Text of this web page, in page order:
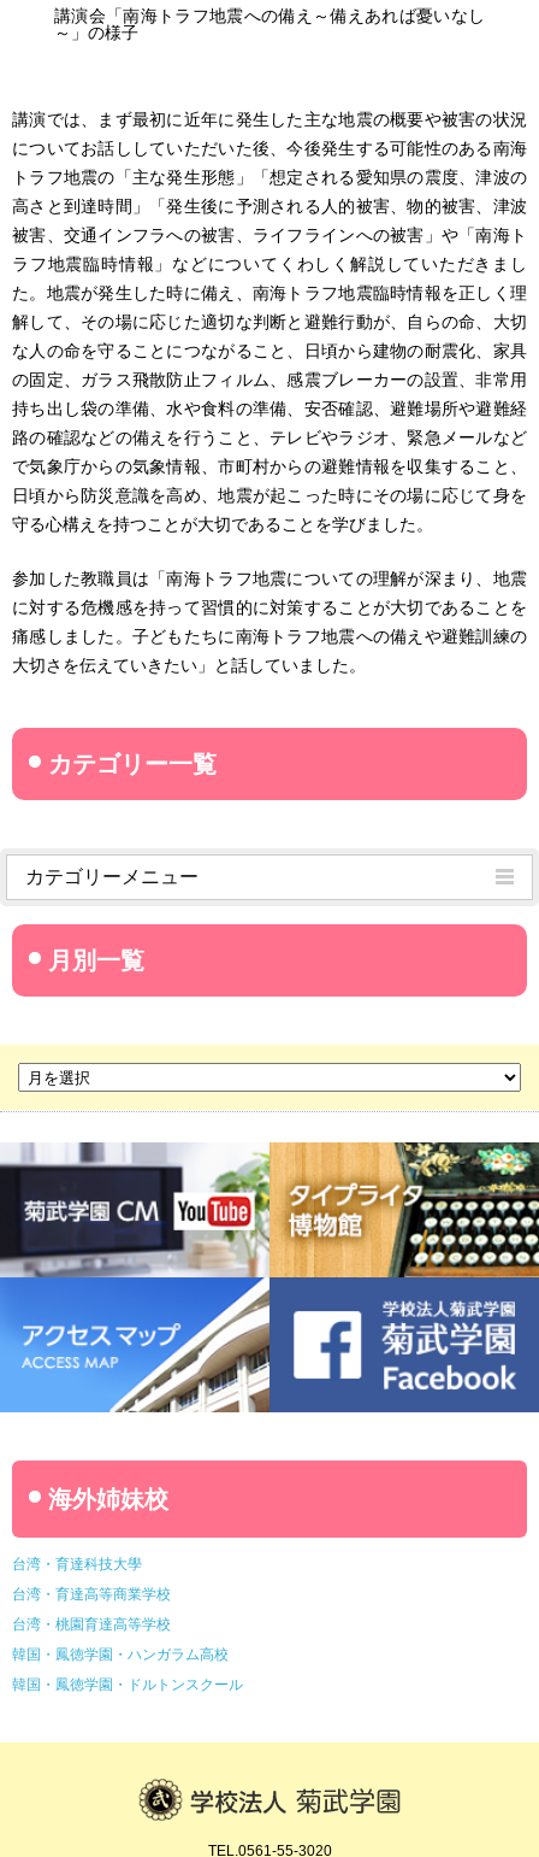
講演会「南海トラフ地震への備え～備えあれば憂いなし
～」の様子
講演では、まず最初に近年に発生した主な地震の概要や被害の状況
についてお話ししていただいた後、今後発生する可能性のある南海
トラフ地震の「主な発生形態」「想定される愛知県の震度、津波の
高さと到達時間」「発生後に予測される人的被害、物的被害、津波
被害、交通インフラへの被害、ライフラインへの被害」や「南海ト
ラフ地震臨時情報」などについてくわしく解説していただきまし
た。地震が発生した時に備え、南海トラフ地震臨時情報を正しく理
解して、その場に応じた適切な判断と避難行動が、自らの命、大切
な人の命を守ることにつながること、日頃から建物の耐震化、家具
の固定、ガラス飛散防止フィルム、感震ブレーカーの設置、非常用
持ち出し袋の準備、水や食料の準備、安否確認、避難場所や避難経
路の確認などの備えを行うこと、テレビやラジオ、緊急メールなど
で気象庁からの気象情報、市町村からの避難情報を収集すること、
日頃から防災意識を高め、地震が起こった時にその場に応じて身を
守る心構えを持つことが大切であることを学びました。
参加した教職員は「南海トラフ地震についての理解が深まり、地震
に対する危機感を持って習慣的に対策することが大切であることを
痛感しました。子どもたちに南海トラフ地震への備えや避難訓練の
大切さを伝えていきたい」と話していました。
カテゴリーメニュー
菊武学園からのお知らせ
名古屋産業大学
菊華高等学校
菊武ビジネス専門学校
名古屋ウェディング＆フラワー・ビューティ学院
菊武幼稚園
稲葉保育園
海外姉妹校
台湾・育達科技大學
台湾・育達高等商業学校
台湾・桃園育達高等学校
韓国・鳳徳学園・ハンガラム高校
韓国・鳳徳学園・ドルトンスクール
TEL.0561-55-3020